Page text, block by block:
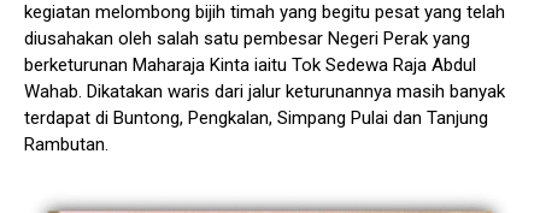
kegiatan melombong bijih timah yang begitu pesat yang telah
diusahakan oleh salah satu pembesar Negeri Perak yang
berketurunan Maharaja Kinta iaitu Tok Sedewa Raja Abdul
Wahab. Dikatakan waris dari jalur keturunannya masih banyak
terdapat di Buntong, Pengkalan, Simpang Pulai dan Tanjung
Rambutan.